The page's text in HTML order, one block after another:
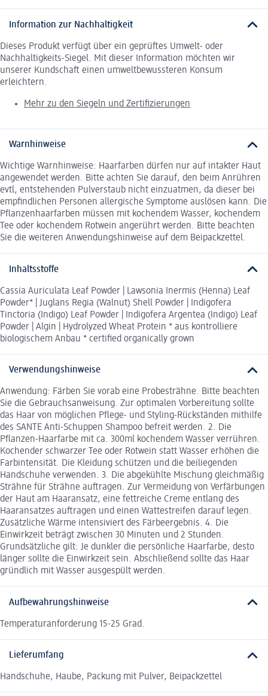
Information zur Nachhaltigkeit
Dieses Produkt verfügt über ein geprüftes Umwelt- oder
Nachhaltigkeits-Siegel. Mit dieser Information möchten wir
unserer Kundschaft einen umweltbewussteren Konsum
erleichtern.
Mehr zu den Siegeln und Zertifizierungen
Warnhinweise
Wichtige Warnhinweise: Haarfarben dürfen nur auf intakter Haut
angewendet werden. Bitte achten Sie darauf, den beim Anrühren
evtl, entstehenden Pulverstaub nicht einzuatmen, da dieser bei
empfindlichen Personen allergische Symptome auslösen kann. Die
Pflanzenhaarfarben müssen mit kochendem Wasser, kochendem
Tee oder kochendem Rotwein angerührt werden. Bitte beachten
Sie die weiteren Anwendungshinweise auf dem Beipackzettel.
Inhaltsstoffe
Cassia Auriculata Leaf Powder | Lawsonia Inermis (Henna) Leaf
Powder* | Juglans Regia (Walnut) Shell Powder | Indigofera
Tinctoria (Indigo) Leaf Powder | Indigofera Argentea (Indigo) Leaf
Powder | Algin | Hydrolyzed Wheat Protein * aus kontrolliere
biologischem Anbau * certified organically grown
Verwendungshinweise
Anwendung: Färben Sie vorab eine Probesträhne. Bitte beachten
Sie die Gebrauchsanweisung. Zur optimalen Vorbereitung sollte
das Haar von möglichen Pflege- und Styling-Rückständen mithilfe
des SANTE Anti-Schuppen Shampoo befreit werden. 2. Die
Pflanzen-Haarfarbe mit ca. 300ml kochendem Wasser verrühren.
Kochender schwarzer Tee oder Rotwein statt Wasser erhöhen die
Farbintensität. Die Kleidung schützen und die beiliegenden
Handschuhe verwenden. 3. Die abgekühlte Mischung gleichmäßig
Strähne für Strähne auftragen. Zur Vermeidung von Verfärbungen
der Haut am Haaransatz, eine fettreiche Creme entlang des
Haaransatzes auftragen und einen Wattestreifen darauf legen.
Zusätzliche Wärme intensiviert des Färbeergebnis. 4. Die
Einwirkzeit beträgt zwischen 30 Minuten und 2 Stunden.
Grundsätzliche gilt: Je dunkler die persönliche Haarfarbe, desto
länger sollte die Einwirkzeit sein. Abschließend sollte das Haar
gründlich mit Wasser ausgespült werden.
Aufbewahrungshinweise
Temperaturanforderung 15-25 Grad.
Lieferumfang
Handschuhe, Haube, Packung mit Pulver, Beipackzettel